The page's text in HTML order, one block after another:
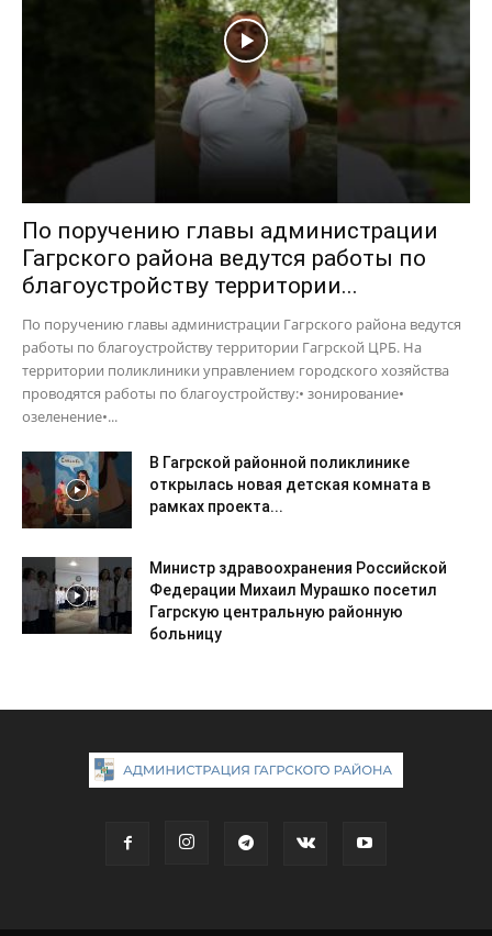
По поручению главы администрации
Гагрского района ведутся работы по
благоустройству территории...
По поручению главы администрации Гагрского района ведутся
работы по благоустройству территории Гагрской ЦРБ. На
территории поликлиники управлением городского хозяйства
проводятся работы по благоустройству:• зонирование•
озеленение•...
В Гагрской районной поликлинике
открылась новая детская комната в
рамках проекта...
Министр здравоохранения Российской
Федерации Михаил Мурашко посетил
Гагрскую центральную районную
больницу